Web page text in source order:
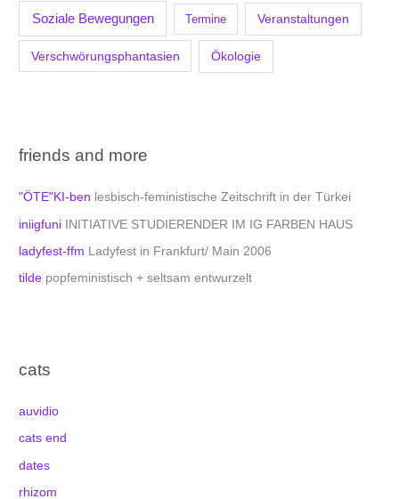
Soziale Bewegungen Termine Veranstaltungen
Verschwörungsphantasien Ökologie
friends and more
"ÖTE"KI-ben lesbisch-feministische Zeitschrift in der Türkei
iniigfuni INITIATIVE STUDIERENDER IM IG FARBEN HAUS
ladyfest-ffm Ladyfest in Frankfurt/ Main 2006
tilde popfeministisch + seltsam entwurzelt
cats
auvidio
cats end
dates
rhizom